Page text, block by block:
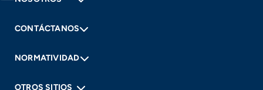
CONTÁCTANOS
NORMATIVIDAD
OTROS SITIOS